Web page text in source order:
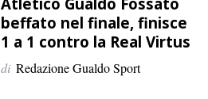
beffato nel finale, finisce
1 a 1 contro la Real Virtus
di Redazione Gualdo Sport